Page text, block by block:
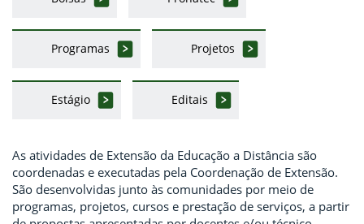
Programas Projetos
Estágio Editais
As atividades de Extensão da Educação a Distância são
coordenadas e executadas pela Coordenação de Extensão.
São desenvolvidas junto às comunidades por meio de
programas, projetos, cursos e prestação de serviços, a partir